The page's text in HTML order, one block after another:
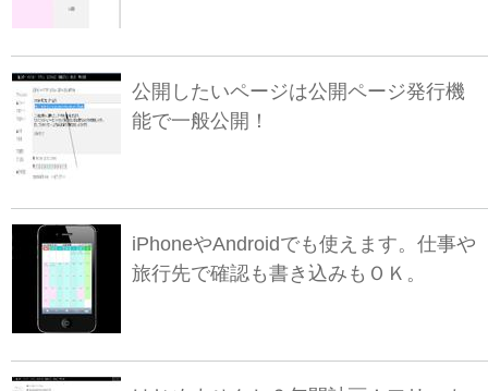
公開したいページは公開ページ発行機
能で一般公開！
iPhoneやAndroidでも使えます。仕事や
旅行先で確認も書き込みもＯＫ。